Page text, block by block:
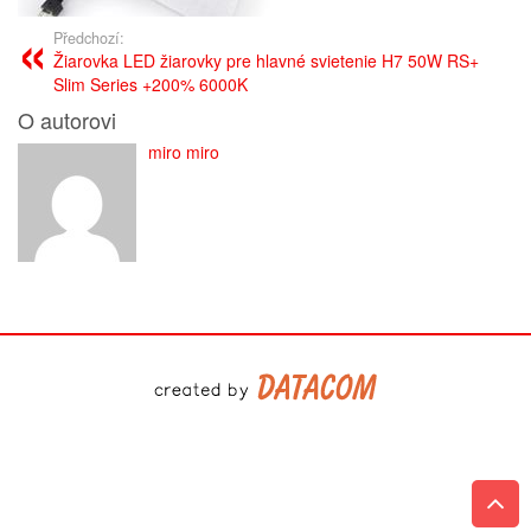
Předchozí:
Žiarovka LED žiarovky pre hlavné svietenie H7 50W RS+
Slim Series +200% 6000K
O autorovi
miro miro